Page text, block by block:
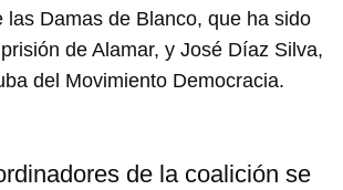
las Damas de Blanco, que ha sido
de Alamar, y José Díaz Silva,
del Movimiento Democracia.
de la coalición se